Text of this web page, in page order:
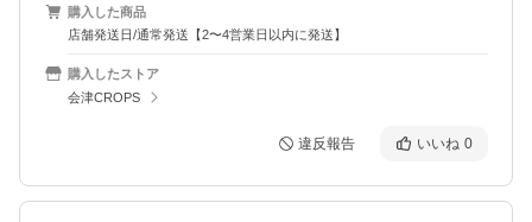
購入した商品
店舗発送日/通常発送【2〜4営業日以内に発送】
購入したストア
会津CROPS
違反報告 いいね 0